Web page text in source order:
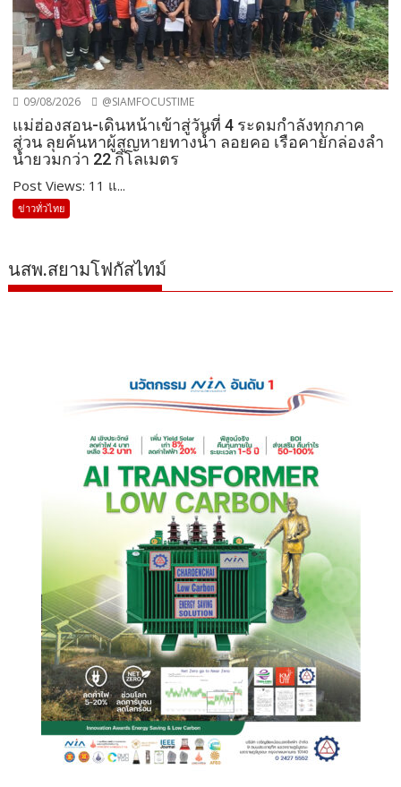
09/08/2026 @SIAMFOCUSTIME
แม่ฮ่องสอน-เดินหน้าเข้าสู่วันที่ 4 ระดมกำลังทุกภาค
ส่วน ลุยค้นหาผู้สูญหายทางน้ำ ลอยคอ เรือคายักล่องลำ
น้ำยวมกว่า 22 กิโลเมตร
Post Views: 11 แ...
ข่าวทั่วไทย
นสพ.สยามโฟกัสไทม์